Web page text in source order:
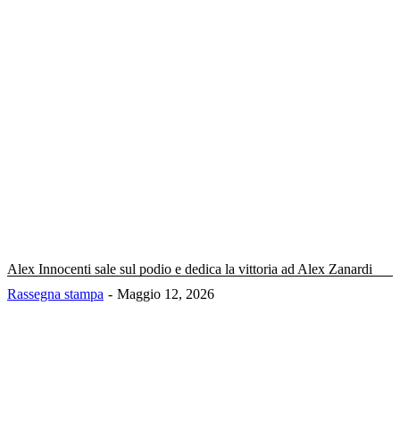
Alex Innocenti sale sul podio e dedica la vittoria ad Alex Zanardi
Rassegna stampa
Maggio 12, 2026